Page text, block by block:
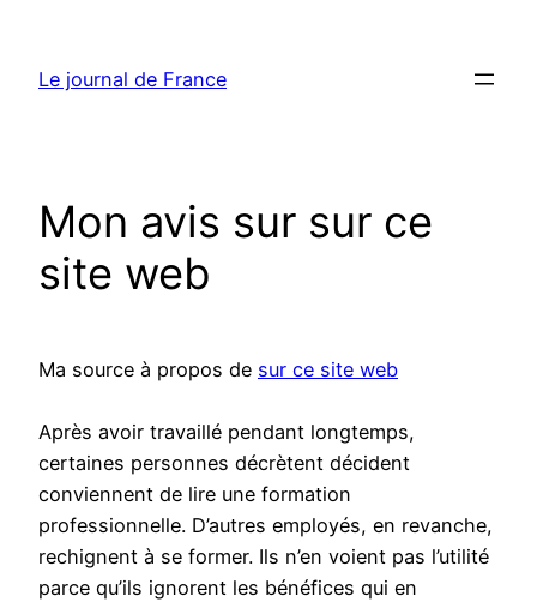
contenu
Le journal de France
Mon avis sur sur ce
site web
Ma source à propos de sur ce site web
Après avoir travaillé pendant longtemps,
certaines personnes décrètent décident
conviennent de lire une formation
professionnelle. D’autres employés, en revanche,
rechignent à se former. Ils n’en voient pas l’utilité
parce qu’ils ignorent les bénéfices qui en